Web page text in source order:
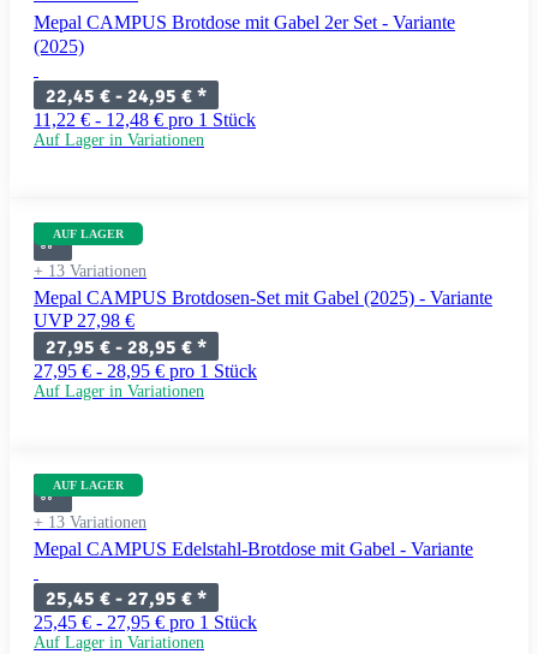
Mepal CAMPUS Brotdose mit Gabel 2er Set - Variante
(2025)
22,45 € - 24,95 € *
11,22 € - 12,48 € pro 1 Stück
Auf Lager in Variationen
AUF LAGER
+ 13 Variationen
Mepal CAMPUS Brotdosen-Set mit Gabel (2025) - Variante
UVP 27,98 €
27,95 € - 28,95 € *
27,95 € - 28,95 € pro 1 Stück
Auf Lager in Variationen
AUF LAGER
+ 13 Variationen
Mepal CAMPUS Edelstahl-Brotdose mit Gabel - Variante
25,45 € - 27,95 € *
25,45 € - 27,95 € pro 1 Stück
Auf Lager in Variationen